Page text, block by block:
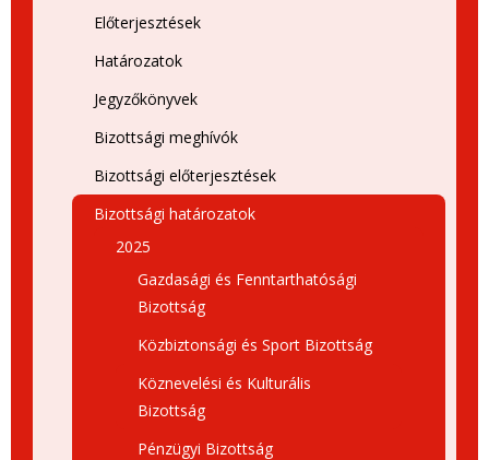
Előterjesztések
Határozatok
Jegyzőkönyvek
Bizottsági meghívók
Bizottsági előterjesztések
Bizottsági határozatok
2025
Gazdasági és Fenntarthatósági
Bizottság
Közbiztonsági és Sport Bizottság
Köznevelési és Kulturális
Bizottság
Pénzügyi Bizottság